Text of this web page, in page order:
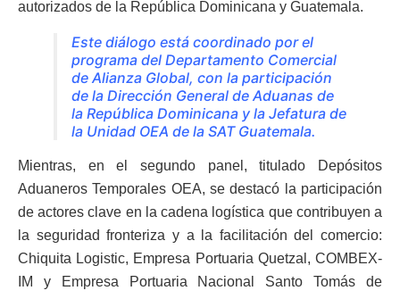
autorizados de la República Dominicana y Guatemala.
Este diálogo está coordinado por el
programa del Departamento Comercial
de Alianza Global, con la participación
de la Dirección General de Aduanas de
la República Dominicana y la Jefatura de
la Unidad OEA de la SAT Guatemala.
Mientras, en el segundo panel, titulado Depósitos
Aduaneros Temporales OEA, se destacó la participación
de actores clave en la cadena logística que contribuyen a
la seguridad fronteriza y a la facilitación del comercio:
Chiquita Logistic, Empresa Portuaria Quetzal, COMBEX-
IM y Empresa Portuaria Nacional Santo Tomás de